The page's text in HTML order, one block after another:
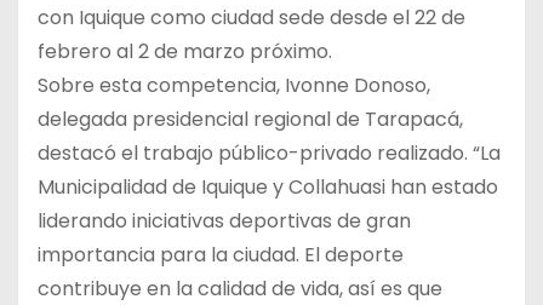
con Iquique como ciudad sede desde el 22 de
febrero al 2 de marzo próximo.
Sobre esta competencia, Ivonne Donoso,
delegada presidencial regional de Tarapacá,
destacó el trabajo público-privado realizado. “La
Municipalidad de Iquique y Collahuasi han estado
liderando iniciativas deportivas de gran
importancia para la ciudad. El deporte
contribuye en la calidad de vida, así es que